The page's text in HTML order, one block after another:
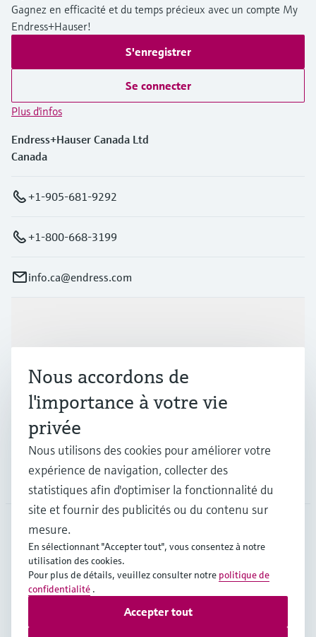
Gagnez en efficacité et du temps précieux avec un compte My
Endress+Hauser!
S'enregistrer
Se connecter
Plus d'infos
Endress+Hauser Canada Ltd
Canada
+1-905-681-9292
+1-800-668-3199
info.ca@endress.com
Industries
Support
Société
CAN•Français
Copyright © Endress+Hauser Group Services AG
Conditions d'utilisation
Politique de protection des données
Nous accordons de
l'importance à votre vie
privée
Nous utilisons des cookies pour améliorer votre
expérience de navigation, collecter des
statistiques afin d'optimiser la fonctionnalité du
site et fournir des publicités ou du contenu sur
mesure.
En sélectionnant "Accepter tout", vous consentez à notre
utilisation des cookies.
Pour plus de détails, veuillez consulter notre politique de
confidentialité .
Accepter tout